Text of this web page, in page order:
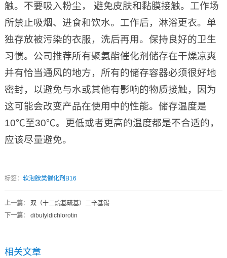
触。不要吸入粉尘， 避免皮肤和黏膜接触。工作场
所禁止吸烟、进食和饮水。工作后，淋浴更衣。单
独存放被污染的衣服，洗后再用。保持良好的卫生
习惯。公司推荐所有聚氨酯催化剂储存在干燥凉爽
并有恰当通风的地方，所有的储存容器必须很好地
密封，以避免与水或其他有影响的物质接触，因为
这可能会改变产品在使用中的性能。储存温度是
10℃至30℃。更低或者更高的温度都是不合适的，
应该尽量避免。
标签： 软泡胺类催化剂B16
上一篇： 双（十二烷基硫基）二辛基锡
下一篇： dibutyldichlorotin
相关文章